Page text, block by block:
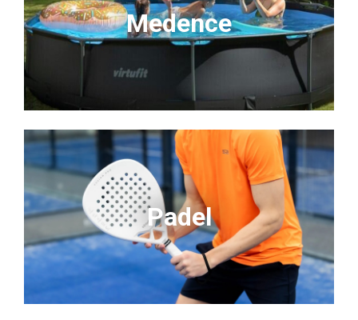
Medence
Padel